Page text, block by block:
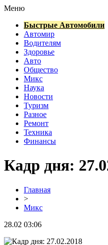
Меню
Быстрые Автомобили
Автомир
Водителям
Здоровье
Авто
Общество
Микс
Наука
Новости
Туризм
Разное
Ремонт
Техника
Финансы
Кадр дня:
Главная
>
Микс
28.02 03:06